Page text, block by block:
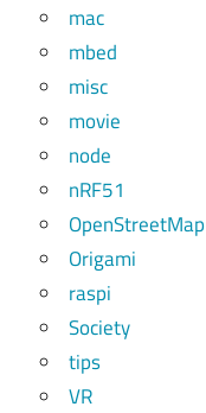
mac
mbed
misc
movie
node
nRF51
OpenStreetMap
Origami
raspi
Society
tips
VR